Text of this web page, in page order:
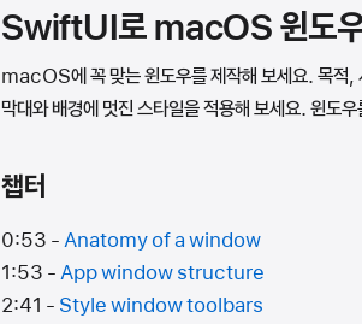
SwiftUI로 macOS 윈도
macOS에 꼭 맞는 윈도우를 제작해 보세요. 목적,
막대와 배경에 멋진 스타일을 적용해 보세요. 윈도
챕터
0:53 -Anatomy of a window
1:53 -App window structure
2:41 - Style window toolbars